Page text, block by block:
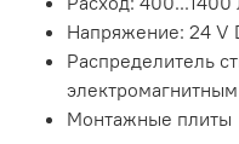
Напряжение: 24 V
Распределитель
Монтажные плиты